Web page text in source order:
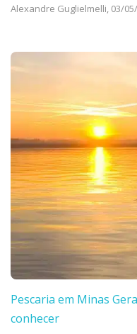
Alexandre Guglielmelli, 03/
Pescaria em Minas
conhecer